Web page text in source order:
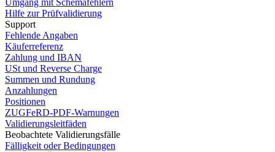
Umgang mit Schemafehlern
Hilfe zur Prüfvalidierung
Support
Fehlende Angaben
Käuferreferenz
Zahlung und IBAN
USt und Reverse Charge
Summen und Rundung
Anzahlungen
Positionen
ZUGFeRD-PDF-Warnungen
Validierungsleitfäden
Beobachtete Validierungsfälle
Fälligkeit oder Bedingungen